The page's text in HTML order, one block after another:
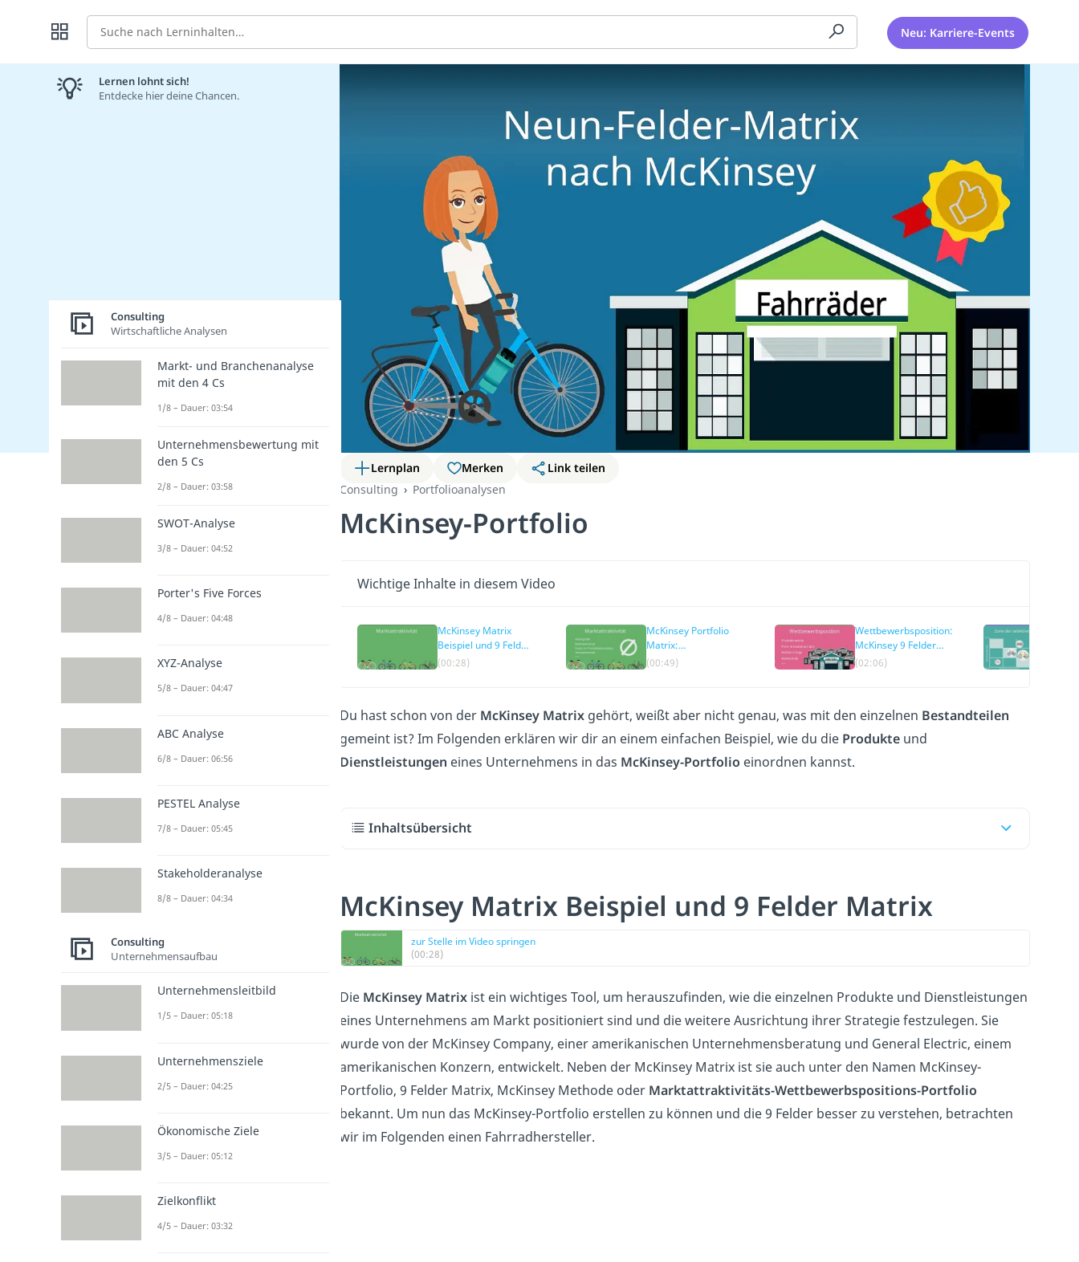
Suche Neu: Karriere-Events
Lernplan Merken
Link teilen
Consulting
Portfolioanalysen
McKinsey-Portfolio
Wichtige Inhalte in diesem Video
McKinsey Matrix
Beispiel und 9 Felder
Matrix
(00:28)
McKinsey Portfolio
Matrix:
Marktattraktivität
(00:49)
Wettbewerbsposition:
McKinsey 9 Felder
Matrix
(02:06)
Du hast schon von der McKinsey Matrix gehört, weißt aber nicht genau, was mit den einzelnen Bestandteilen
gemeint ist? Im Folgenden erklären wir dir an einem einfachen Beispiel, wie du die Produkte und
Dienstleistungen eines Unternehmens in das McKinsey-Portfolio einordnen kannst.
Inhaltsübersicht
McKinsey Matrix Beispiel und 9 Felder Matrix
zur Stelle im Video springen
(00:28)
Die McKinsey Matrix ist ein wichtiges Tool, um herauszufinden, wie die einzelnen Produkte und Dienstleistungen
eines Unternehmens am Markt positioniert sind und die weitere Ausrichtung ihrer Strategie festzulegen. Sie
wurde von der McKinsey Company, einer amerikanischen Unternehmensberatung und General Electric, einem
amerikanischen Konzern, entwickelt. Neben der McKinsey Matrix ist sie auch unter den Namen McKinsey-
Portfolio, 9 Felder Matrix, McKinsey Methode oder Marktattraktivitäts-Wettbewerbspositions-Portfolio
bekannt. Um nun das McKinsey-Portfolio erstellen zu können und die 9 Felder besser zu verstehen, betrachten
wir im Folgenden einen Fahrradhersteller.
Lernen lohnt sich!
Entdecke hier deine Chancen.
Consulting
Wirtschaftliche Analysen
Markt- und Branchenanalyse
mit den 4 Cs
1/8 – Dauer: 03:54
Unternehmensbewertung mit
den 5 Cs
2/8 – Dauer: 03:58
SWOT-Analyse
3/8 – Dauer: 04:52
Porter's Five Forces
4/8 – Dauer: 04:48
XYZ-Analyse
5/8 – Dauer: 04:47
ABC Analyse
6/8 – Dauer: 06:56
PESTEL Analyse
7/8 – Dauer: 05:45
Stakeholderanalyse
8/8 – Dauer: 04:34
Consulting
Unternehmensaufbau
Unternehmensleitbild
1/5 – Dauer: 05:18
Unternehmensziele
2/5 – Dauer: 04:25
Ökonomische Ziele
3/5 – Dauer: 05:12
Zielkonflikt
4/5 – Dauer: 03:32